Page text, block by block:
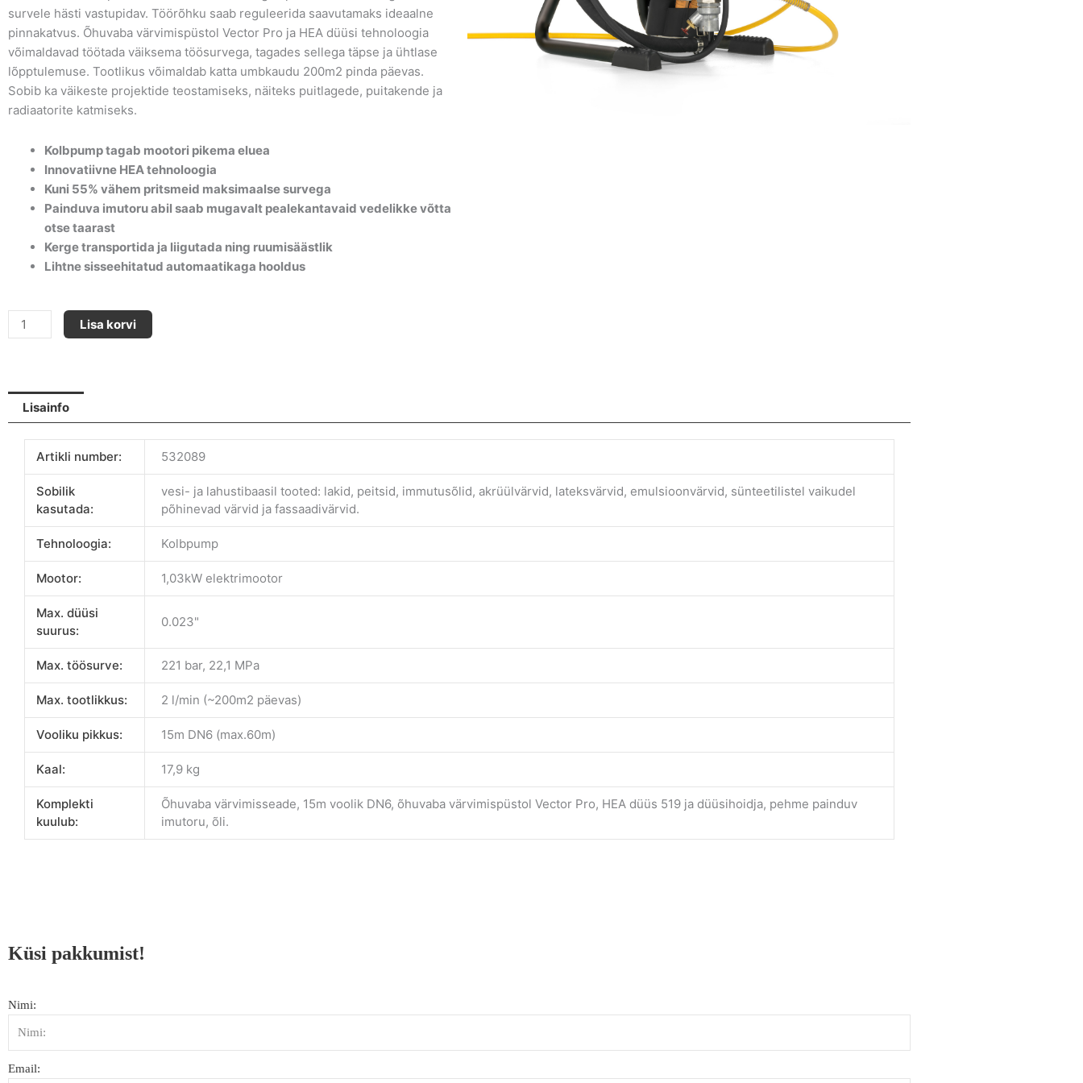
survele hästi vastupidav. Töörõhku saab reguleerida saavutamaks ideaalne
pinnakatvus. Õhuvaba värvimispüstol Vector Pro ja HEA düüsi tehnoloogia
võimaldavad töötada väiksema töösurvega, tagades sellega täpse ja ühtlase
lõpptulemuse. Tootlikus võimaldab katta umbkaudu 200m2 pinda päevas.
Sobib ka väikeste projektide teostamiseks, näiteks puitlagede, puitakende ja
radiaatorite katmiseks.
Kolbpump tagab mootori pikema eluea
Innovatiivne HEA tehnoloogia
Kuni 55% vähem pritsmeid maksimaalse survega
Painduva imutoru abil saab mugavalt pealekantavaid vedelikke võtta
otse taarast
Kerge transportida ja liigutada ning ruumisäästlik
Lihtne sisseehitatud automaatikaga hooldus
ProSpray
3.21
Lisa korvi
Lisainfo
Artikli number: 532089
Sobilik
kasutada:
vesi- ja lahustibaasil tooted: lakid, peitsid, immutusõlid, akrüülvärvid, lateksvärvid, emulsioonvärvid, sünteetilistel vaikudel
põhinevad värvid ja fassaadivärvid.
Tehnoloogia: Kolbpump
Mootor: 1,03kW elektrimootor
Max. düüsi
suurus:
0.023"
Max. töösurve: 221 bar, 22,1 MPa
Max. tootlikkus: 2 l/min (~200m2 päevas)
Vooliku pikkus: 15m DN6 (max.60m)
Kaal: 17,9 kg
Komplekti
kuulub:
Õhuvaba värvimisseade, 15m voolik DN6, õhuvaba värvimispüstol Vector Pro, HEA düüs 519 ja düüsihoidja, pehme painduv
imutoru, õli.
Küsi pakkumist!
Nimi:
Email: